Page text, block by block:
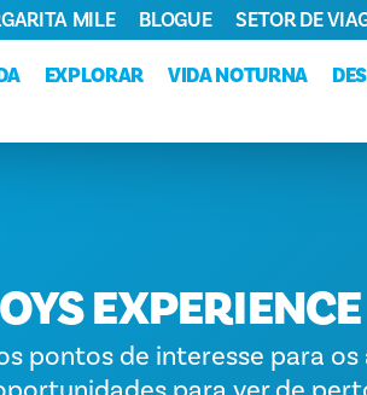
EXPLORAR VIDA NOTURNA
MILE BLOGUE SETOR DE
EXPERIENCE
pontos de interesse para